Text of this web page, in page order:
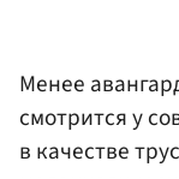
Менее
смотрится у
в качестве